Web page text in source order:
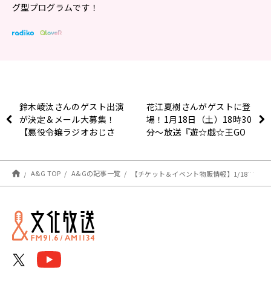
グ型プログラムです！
鈴木崚汰さんのゲスト出演
が決定＆メール大募集！
【悪役令嬢ラジオおじさ
花江夏樹さんがゲストに登
場！1月18日（土）18時30
分～放送『遊☆戯☆王GO
A&G TOP A&Gの記事一覧 【チケット＆イベント物販情報】1/18（土）開催『東山奈央のラジオ＠リビング』第2回番組イベント